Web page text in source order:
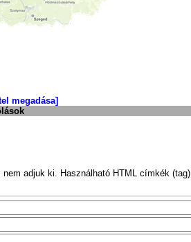
megadása]
adjuk ki. Használható HTML címkék